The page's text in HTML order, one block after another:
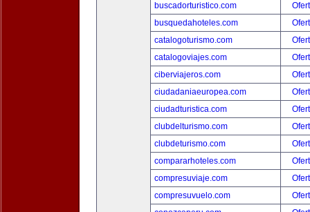
buscadorturistico.com
busquedahoteles.com
catalogoturismo.com
catalogoviajes.com
ciberviajeros.com
ciudadaniaeuropea.com
ciudadturistica.com
clubdelturismo.com
clubdeturismo.com
compararhoteles.com
compresuviaje.com
compresuvuelo.com